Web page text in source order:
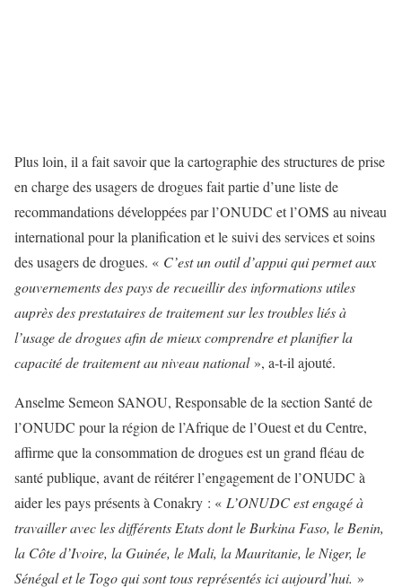
Plus loin, il a fait savoir que la cartographie des structures de prise
en charge des usagers de drogues fait partie d’une liste de
recommandations développées par l’ONUDC et l’OMS au niveau
international pour la planification et le suivi des services et soins
des usagers de drogues. « C’est un outil d’appui qui permet aux
gouvernements des pays de recueillir des informations utiles
auprès des prestataires de traitement sur les troubles liés à
l’usage de drogues afin de mieux comprendre et planifier la
capacité de traitement au niveau national », a-t-il ajouté.
Anselme Semeon SANOU, Responsable de la section Santé de
l’ONUDC pour la région de l’Afrique de l’Ouest et du Centre,
affirme que la consommation de drogues est un grand fléau de
santé publique, avant de réitérer l’engagement de l’ONUDC à
aider les pays présents à Conakry : « L’ONUDC est engagé à
travailler avec les différents Etats dont le Burkina Faso, le Benin,
la Côte d’Ivoire, la Guinée, le Mali, la Mauritanie, le Niger, le
Sénégal et le Togo qui sont tous représentés ici aujourd’hui. »